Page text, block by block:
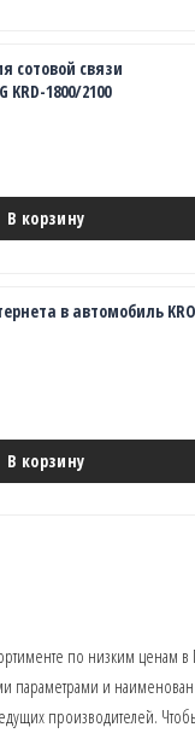
сотовой связи
KRD-1800/2100
В корзину
в автомобиль
В корзину
по низким ценам в
параметрами и
производителей.